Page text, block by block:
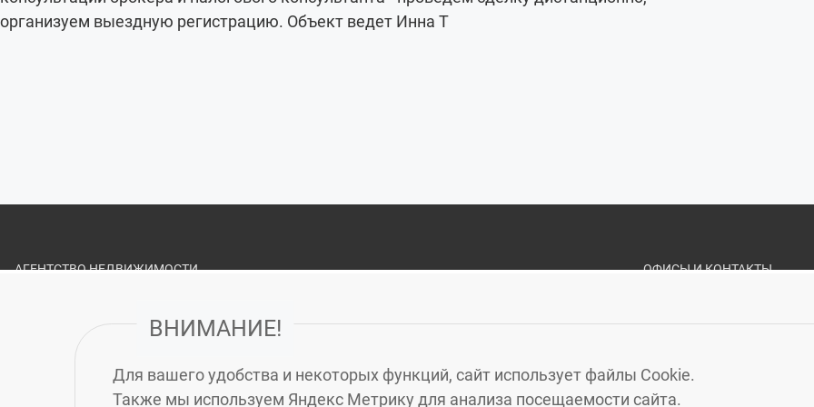
организуем выездную регистрацию. Объект ведет Инна Т
АГЕНТСТВО НЕДВИЖИМОСТИ
ПОЛИТИКА ОБРАБОТКИ ПЕРСОНАЛЬНЫХ ДАННЫХ
ОФИСЫ И КОНТАКТЫ
ЗЕЛЕНОГРАДСК
СВЕТЛОГОРСК
ВНИМАНИЕ!
Для вашего удобства и некоторых функций, сайт использует файлы Cookie.
Также мы используем Яндекс Метрику для анализа посещаемости сайта.